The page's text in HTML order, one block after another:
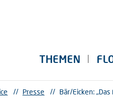
THEMEN
// Presse // Bär/Eicken: